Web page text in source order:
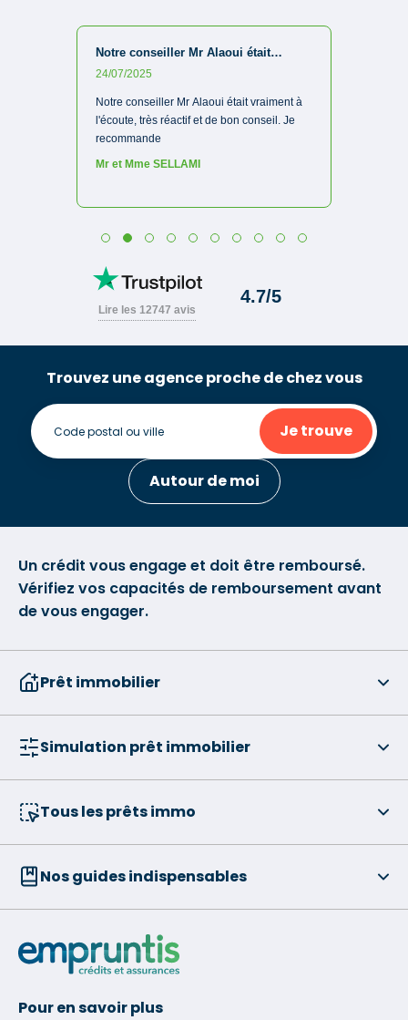
Trouvez une agence proche de chez vous
Je trouve
Autour de moi
Un crédit vous engage et doit être remboursé.
Vérifiez vos capacités de remboursement avant
de vous engager.
Prêt immobilier
Simulation prêt immobilier
Tous les prêts immo
Nos guides indispensables
Pour en savoir plus